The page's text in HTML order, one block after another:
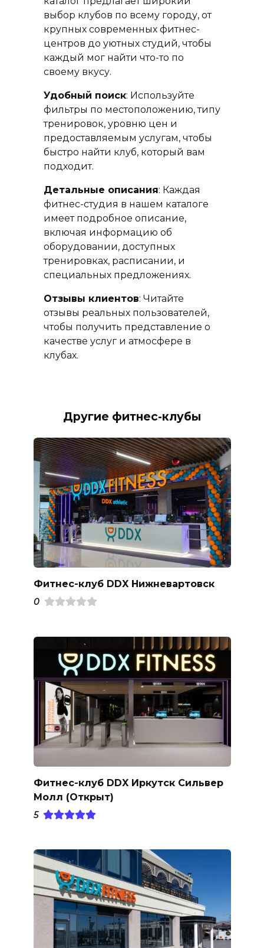
выбор клубов по всему городу, от
крупных современных фитнес-
центров до уютных студий, чтобы
каждый мог найти что-то по
своему вкусу.
Удобный поиск: Используйте
фильтры по местоположению, типу
тренировок, уровню цен и
предоставляемым услугам, чтобы
быстро найти клуб, который вам
подходит.
Детальные описания: Каждая
фитнес-студия в нашем каталоге
имеет подробное описание,
включая информацию об
оборудовании, доступных
тренировках, расписании, и
специальных предложениях.
Отзывы клиентов: Читайте
отзывы реальных пользователей,
чтобы получить представление о
качестве услуг и атмосфере в
клубах.
Другие фитнес-клубы
Фитнес-клуб DDX Нижневартовск
0
Фитнес-клуб DDX Иркутск Сильвер
Молл (Открыт)
5